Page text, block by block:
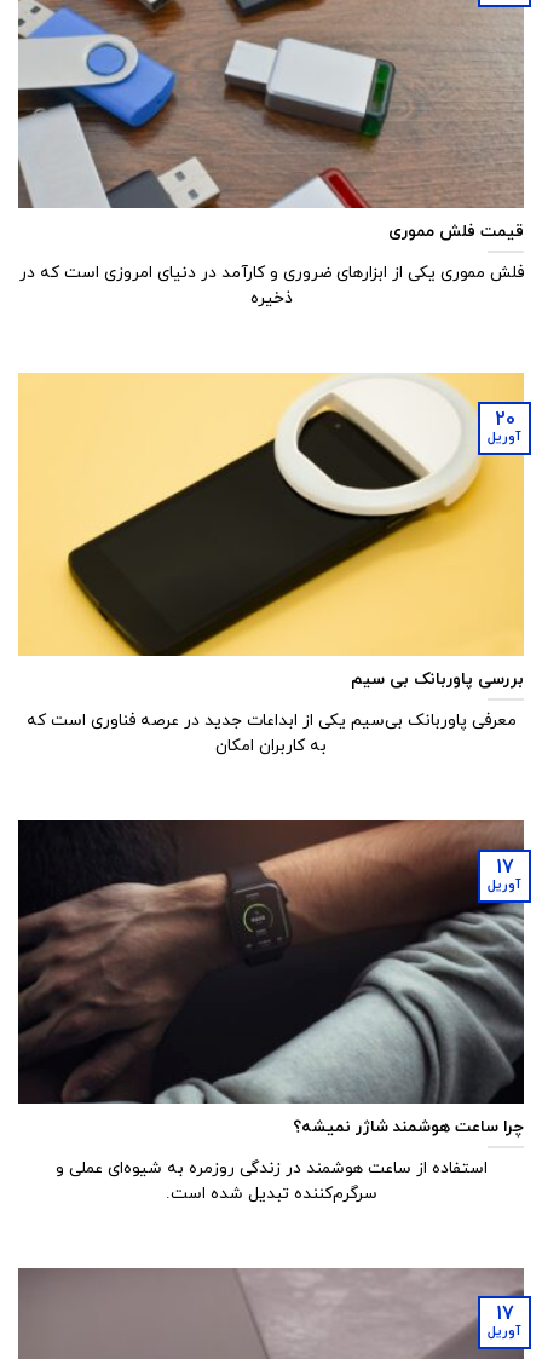
قیمت فلش مموری
فلش مموری یکی از ابزارهای ضروری و کارآمد در دنیای امروزی است که در
ذخیره
بررسی پاوربانک بی سیم
معرفی پاوربانک بی‌سیم یکی از ابداعات جدید در عرصه فناوری است که
به کاربران امکان
20
آوریل
چرا ساعت هوشمند شاژر نمیشه؟
استفاده از ساعت هوشمند در زندگی روزمره به شیوه‌ای عملی و
سرگرم‌کننده تبدیل شده است.
17
آوریل
17
آوریل